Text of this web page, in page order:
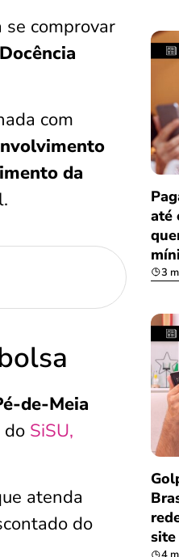
comprovar
com
da
de-Meia
do SiSU,
atenda
do
até
3
site